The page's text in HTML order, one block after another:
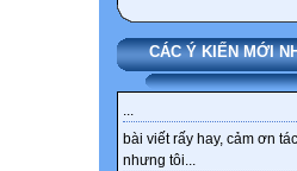
CÁC Ý KIẾN MỚI
...
bài viết rấy hay, cảm ơn
nhưng tôi...